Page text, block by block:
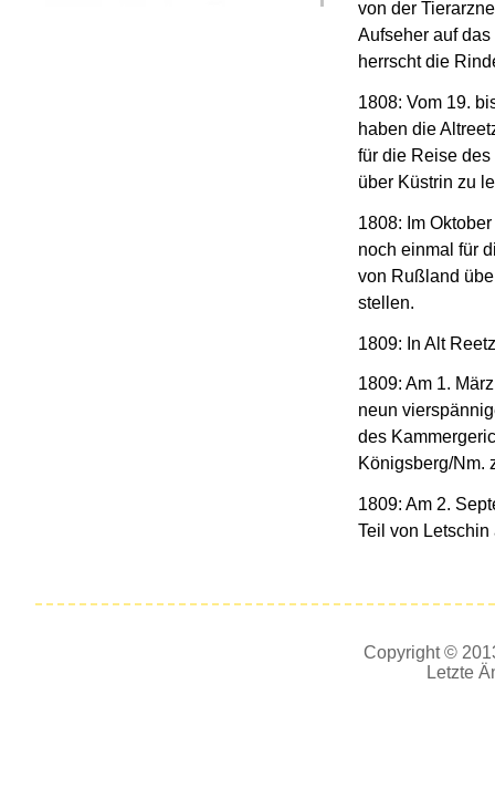
von der
Aufseher auf
herrscht die
1808: Vom 19.
haben die
für die Reise
über Küstrin zu
1808: Im
noch einmal für
von Rußland
stellen.
1809: In Alt
1809: Am 1.
neun
des
Königsberg/Nm.
1809: Am 2.
Teil von Letschin
Copyright ©
Letzte